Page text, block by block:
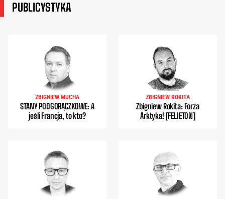
PUBLICYSTYKA
ZBIGNIEW MUCHA
STANY PODGORĄCZKOWE: A
jeśli Francja, to kto?
ZBIGNIEW ROKITA
Zbigniew Rokita: Forza
Arktyka! [FELIETON]